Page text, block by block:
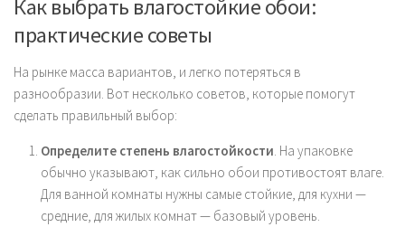
Как выбрать влагостойкие обои:
практические советы
На рынке масса вариантов, и легко потеряться в
разнообразии. Вот несколько советов, которые помогут
сделать правильный выбор:
Определите степень влагостойкости . На упаковке
обычно указывают, как сильно обои противостоят влаге.
Для ванной комнаты нужны самые стойкие, для кухни —
средние, для жилых комнат — базовый уровень.